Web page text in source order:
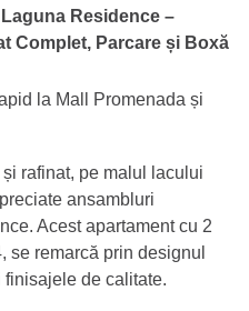
Residence –
Complet, Parcare și Boxă
la Mall Promenada și
rafinat, pe malul lacului
ansambluri
Acest apartament cu 2
se remarcă prin designul
de calitate.